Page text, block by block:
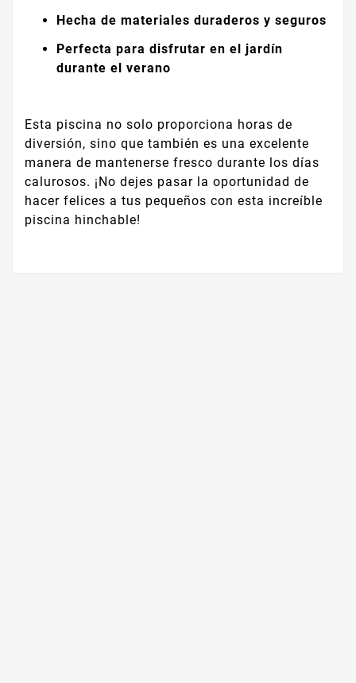
Hecha de materiales duraderos y seguros
Perfecta para disfrutar en el jardín
durante el verano
Esta piscina no solo proporciona horas de
diversión, sino que también es una excelente
manera de mantenerse fresco durante los días
calurosos. ¡No dejes pasar la oportunidad de
hacer felices a tus pequeños con esta increíble
piscina hinchable!